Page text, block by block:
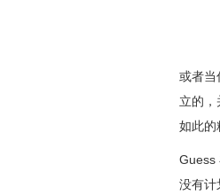
或者当
立的
如此的
Guess
没有计